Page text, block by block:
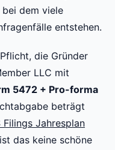
dem viele
entstehen.
die Gründer
LLC mit
5472 + Pro-forma
beträgt
Filings Jahresplan
das keine schöne